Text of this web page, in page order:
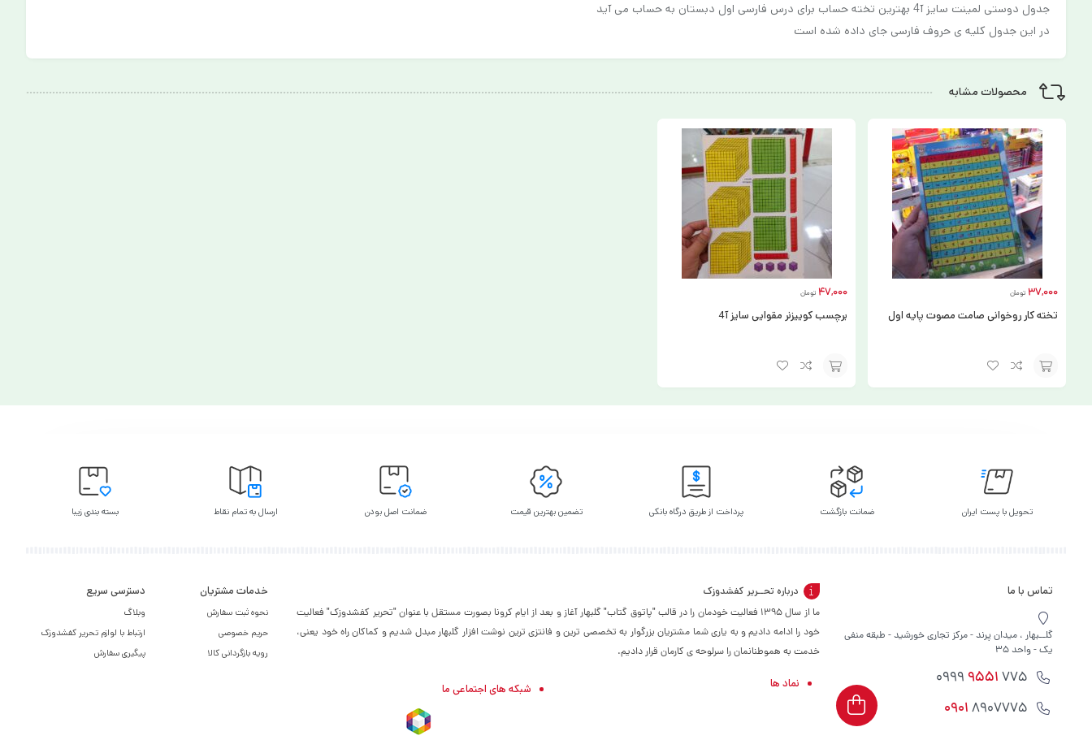
جدول دوستی لمینت سایز آ4 بهترین تخته حساب برای درس فارسی اول دبستان به حساب می آید
در این جدول کلیه ی حروف فارسی جای داده شده است
محصولات مشابه
37,000 تومان
تخته کار روخوانی صامت مصوت پایه اول
افزودن
47,000 تومان
برچسب کوییزنر مقوایی سایز آ4
افزودن
تحویل با پست ایران ضمانت بازگشت پرداخت از طریق درگاه بانکی تضمین بهترین قیمت ضمانت اصل بودن ارسال به تمام نقاط بسته بندی زیبا
تماس با ما
گلــبهار ، میدان پرند - مرکز تجاری خورشید - طبقه منفی
یک - واحد 35
9551775 0999
09018907775
درباره تحــریر کفشدوزک
ما از سال ۱۳۹۵ فعالیت خودمان را در قالب "پاتوق گتاب" گلبهار آغاز و بعد از ایام کرونا بصورت مستقل با عنوان "تحریر کفشدوزک" فعالیت
خود را ادامه دادیم و به یاری شما مشتریان بزرگوار به تخصصی ترین و فانتزی ترین نوشت افزار گلبهار مبدل شدیم و کماکان راه خود یعنی،
خدمت به هموطنانمان را سرلوحه ی کارمان قرار دادیم.
نماد ها شبکه های اجتماعی ما
خدمات مشتریان
نحوه ثبت سفارش
حریم خصوصی
رویه بازگردانی کالا
دسترسی سریع
وبلاگ
ارتباط با لوازم تحریر کفشدوزک
پیگیری سفارش